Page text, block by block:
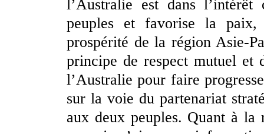
l’Australie est dans
peuples et favorise la
prospérité de la région Asie-
principe de respect mutuel et
l’Australie pour faire
sur la voie du partenariat
aux deux peuples. Quant à la